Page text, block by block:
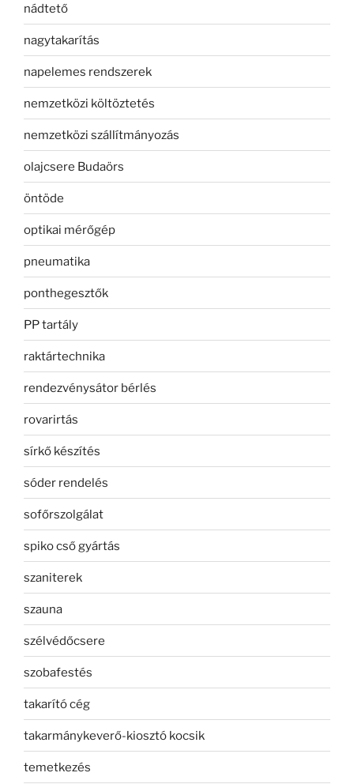
nádtető
nagytakarítás
napelemes rendszerek
nemzetközi költöztetés
nemzetközi szállítmányozás
olajcsere Budaörs
öntöde
optikai mérőgép
pneumatika
ponthegesztők
PP tartály
raktártechnika
rendezvénysátor bérlés
rovarirtás
sírkő készítés
sóder rendelés
sofőrszolgálat
spiko cső gyártás
szaniterek
szauna
szélvédőcsere
szobafestés
takarító cég
takarmánykeverő-kiosztó kocsik
temetkezés